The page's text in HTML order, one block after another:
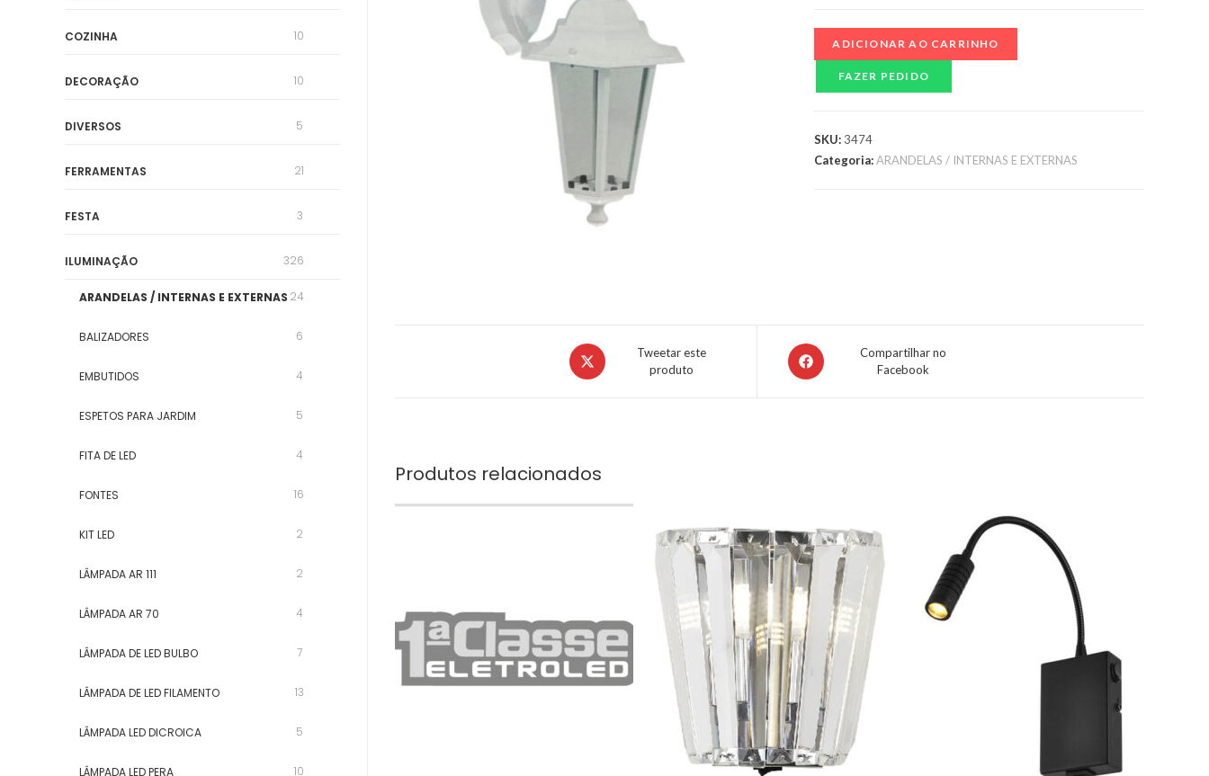
ADICIONAR AO CARRINHO
FAZER PEDIDO
SKU: 3474
Categoria:ARANDELAS / INTERNAS E EXTERNAS
Tweetar este
produto
Compartilhar no
Facebook
Produtos relacionados
COZINHA 10
DECORAÇÃO 10
DIVERSOS 5
FERRAMENTAS 21
FESTA 3
ILUMINAÇÃO 326
ARANDELAS / INTERNAS E EXTERNAS 24
BALIZADORES 6
EMBUTIDOS 4
ESPETOS PARA JARDIM 5
FITA DE LED 4
FONTES 16
KIT LED 2
LÂMPADA AR 111 2
LÂMPADA AR 70 4
LÂMPADA DE LED BULBO 7
LÂMPADA DE LED FILAMENTO 13
LÂMPADA LED DICROICA 5
LÂMPADA LED PERA 10